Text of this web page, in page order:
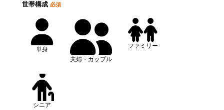
世帯構成 必須
単身
夫婦・カップル
ファミリー
シニア